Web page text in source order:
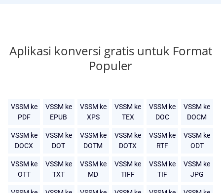
Aplikasi konversi gratis untuk Format
Populer
VSSM ke
PDF
VSSM ke
EPUB
VSSM ke
XPS
VSSM ke
TEX
VSSM ke
DOC
VSSM ke
DOCM
VSSM ke
DOCX
VSSM ke
DOT
VSSM ke
DOTM
VSSM ke
DOTX
VSSM ke
RTF
VSSM ke
ODT
VSSM ke
OTT
VSSM ke
TXT
VSSM ke
MD
VSSM ke
TIFF
VSSM ke
TIF
VSSM ke
JPG